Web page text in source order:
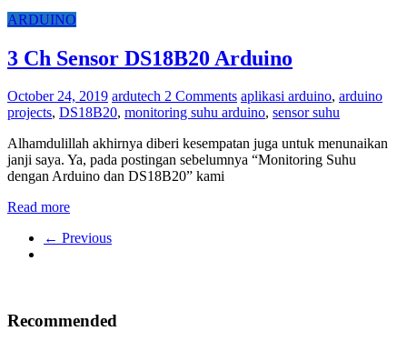
ARDUINO
3 Ch Sensor DS18B20 Arduino
October 24, 2019 ardutech 2 Comments aplikasi arduino, arduino
projects, DS18B20, monitoring suhu arduino, sensor suhu
Alhamdulillah akhirnya diberi kesempatan juga untuk menunaikan
janji saya. Ya, pada postingan sebelumnya “Monitoring Suhu
dengan Arduino dan DS18B20” kami
Read more
← Previous
Recommended